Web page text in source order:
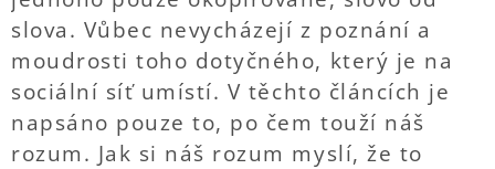
slova. Vůbec nevycházejí z poznání a
moudrosti toho dotyčného, který je na
sociální síť umístí. V těchto článcích je
napsáno pouze to, po čem touží náš
rozum. Jak si náš rozum myslí, že to